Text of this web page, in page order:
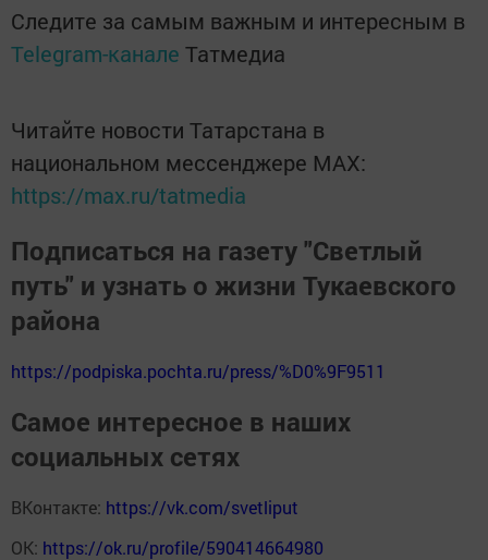
Следите за самым важным и интересным в
Telegram-канале Татмедиа
Читайте новости Татарстана в
национальном мессенджере MАХ:
https://max.ru/tatmedia
Подписаться на газету "Светлый
путь" и узнать о жизни Тукаевского
района
https://podpiska.pochta.ru/press/%D0%9F9511
Самое интересное в наших
социальных сетях
ВКонтакте: https://vk.com/svetliput
ОК: https://ok.ru/profile/590414664980